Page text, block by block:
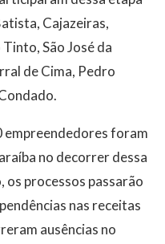
Cajazeiras,
São José da
de Cima, Pedro
empreendedores foram
no decorrer dessa
os processos passarão
nas receitas
ausências no